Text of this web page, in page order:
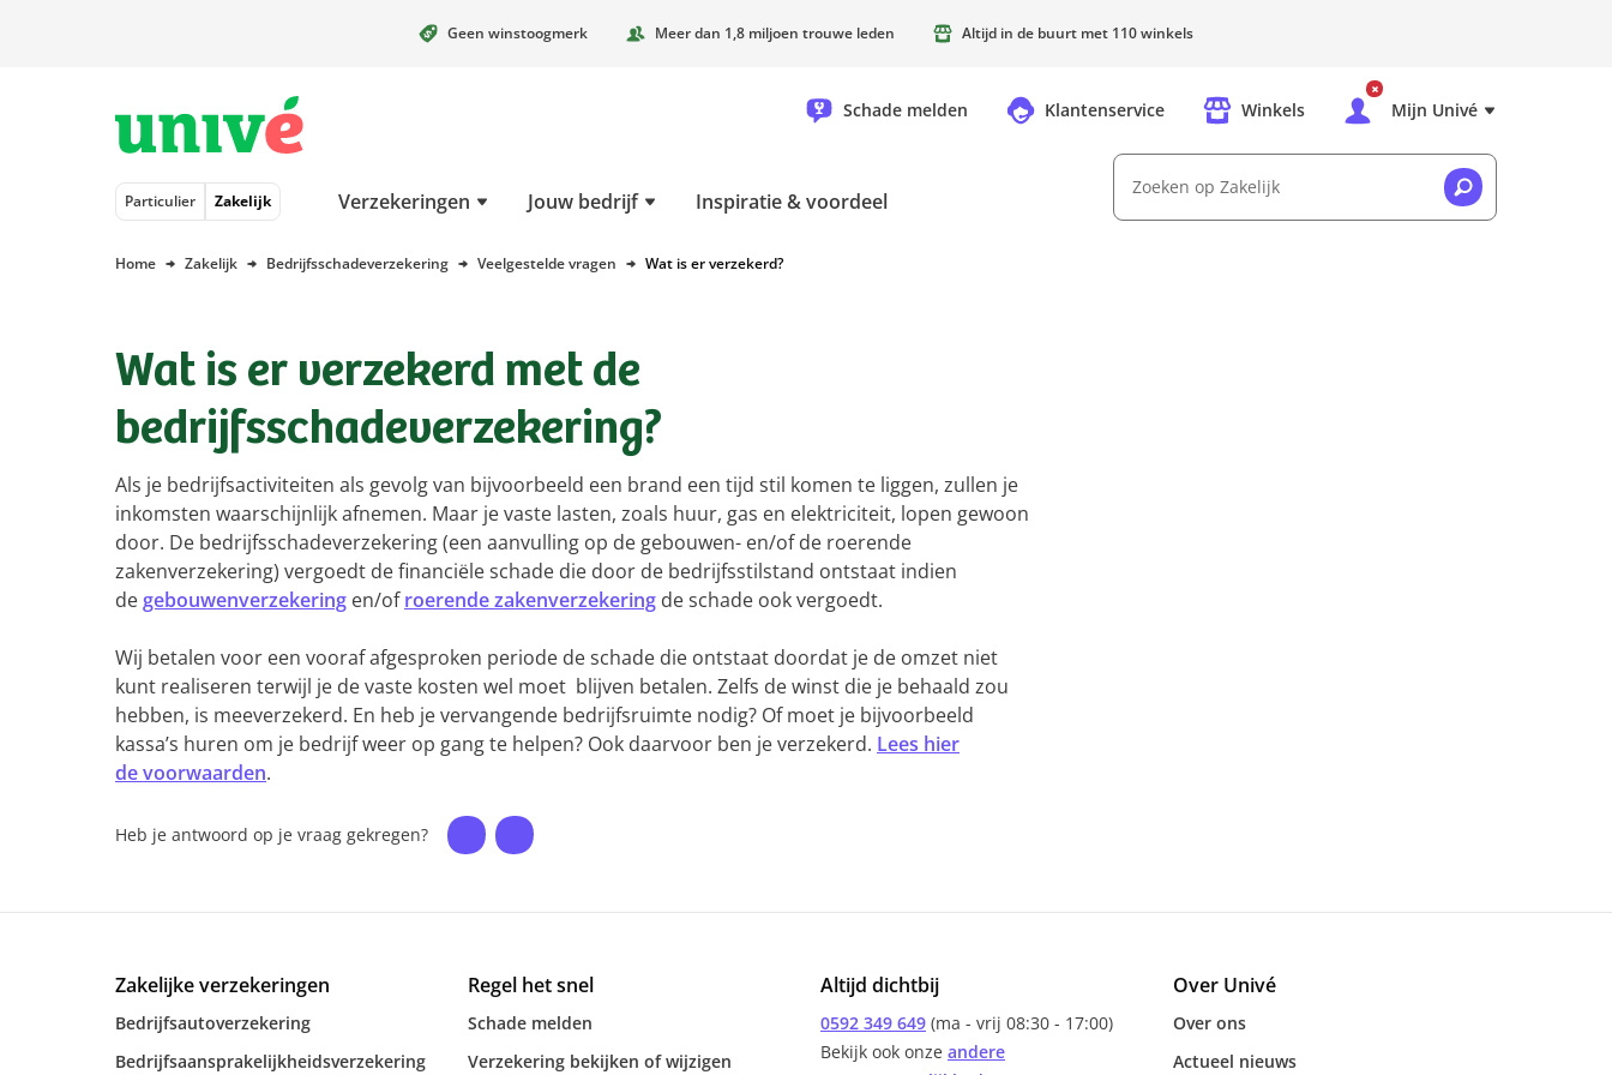
Geen winstoogmerk Meer dan 1,8 miljoen trouwe leden Altijd in de buurt met 110 winkels
Schade melden Klantenservice Winkels Mijn Univé
Particulier Zakelijk Verzekeringen Jouw bedrijf Inspiratie & voordeel
Zoeken op Zakelijk
Home Zakelijk Bedrijfsschadeverzekering Veelgestelde vragen Wat is er verzekerd?
Wat is er verzekerd met de
bedrijfsschadeverzekering?
Als je bedrijfsactiviteiten als gevolg van bijvoorbeeld een brand een tijd stil komen te liggen, zullen je
inkomsten waarschijnlijk afnemen. Maar je vaste lasten, zoals huur, gas en elektriciteit, lopen gewoon
door. De bedrijfsschadeverzekering (een aanvulling op de gebouwen- en/of de roerende
zakenverzekering) vergoedt de financiële schade die door de bedrijfsstilstand ontstaat indien
degebouwenverzekering en/ofroerende zakenverzekering de schade ook vergoedt.
Wij betalen voor een vooraf afgesproken periode de schade die ontstaat doordat je de omzet niet
kunt realiseren terwijl je de vaste kosten wel moet blijven betalen. Zelfs de winst die je behaald zou
hebben, is meeverzekerd. En heb je vervangende bedrijfsruimte nodig? Of moet je bijvoorbeeld
kassa’s huren om je bedrijf weer op gang te helpen? Ook daarvoor ben je verzekerd. Lees hier
de voorwaarden.
Heb je antwoord op je vraag gekregen?
Zakelijke verzekeringen
Bedrijfsautoverzekering
Bedrijfsaansprakelijkheidsverzekering
Regel het snel
Schade melden
Verzekering bekijken of wijzigen
Altijd dichtbij
0592 349 649 (ma - vrij 08:30 - 17:00)
Bekijk ook onze andere
Over Univé
Over ons
Actueel nieuws